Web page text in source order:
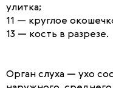
улитка;
11 — круглое
13 — кость в разрезе.
Орган слуха — ухо